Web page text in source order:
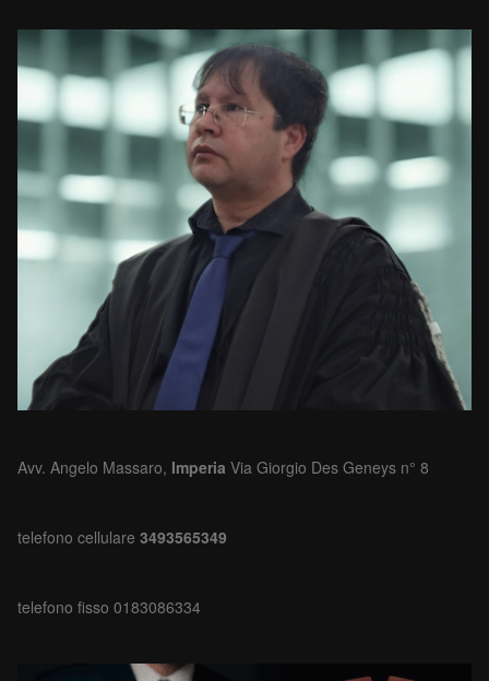
Avv. Angelo Massaro, Imperia Via Giorgio Des Geneys n° 8
telefono cellulare 3493565349
telefono fisso 0183086334